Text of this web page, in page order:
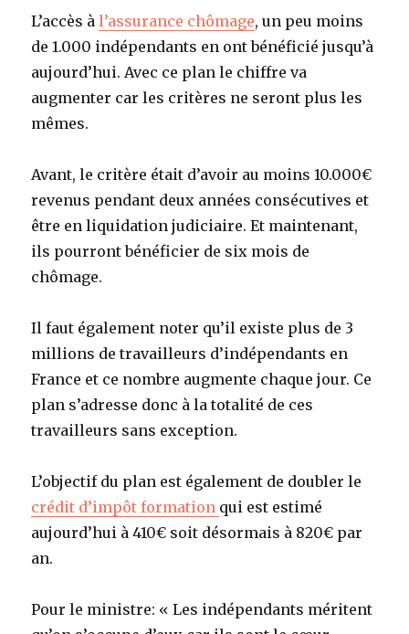
L’accès àl’assurance chômage, un peu moins
de 1.000 indépendants en ont bénéficié jusqu’à
aujourd’hui. Avec ce plan le chiffre va
augmenter car les critères ne seront plus les
mêmes.
Avant, le critère était d’avoir au moins 10.000€
revenus pendant deux années consécutives et
être en liquidation judiciaire. Et maintenant,
ils pourront bénéficier de six mois de
chômage.
Il faut également noter qu’il existe plus de 3
millions de travailleurs d’indépendants en
France et ce nombre augmente chaque jour. Ce
plan s’adresse donc à la totalité de ces
travailleurs sans exception.
L’objectif du plan est également de doubler le
crédit d’impôt formation qui est estimé
aujourd’hui à 410€ soit désormais à 820€ par
an.
Pour le ministre: « Les indépendants méritent